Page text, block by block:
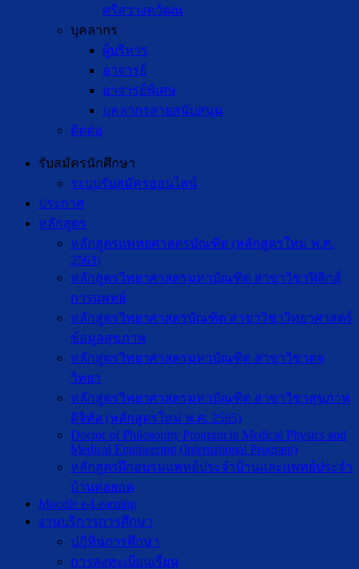
ศรีสวางควัฒน
บุคลากร
ผู้บริหาร
อาจารย์
อาจารย์พิเศษ
บุคลากรสายสนับสนุน
ติดต่อ
รับสมัครนักศึกษา
ระบบรับสมัครออนไลน์
ประกาศ
หลักสูตร
หลักสูตรแพทยศาสตรบัณฑิต (หลักสูตรใหม่ พ.ศ.
2563)
หลักสูตรวิทยาศาสตรมหาบัณฑิต สาขาวิชาฟิสิกส์
การแพทย์
หลักสูตรวิทยาศาสตรบัณฑิต สาขาวิชาวิทยาศาสตร์
ข้อมูลสุขภาพ
หลักสูตรวิทยาศาสตรมหาบัณฑิต สาขาวิชาตจ
วิทยา
หลักสูตรวิทยาศาสตรมหาบัณฑิต สาขาวิชาสุขภาพ
ดิจิทัล (หลักสูตรใหม่ พ.ศ. 2565)
Doctor of Philosophy Program in Medical Physics and
Medical Engineering (International Program)
หลักสูตรฝึกอบรมแพทย์ประจำบ้านและแพทย์ประจำ
บ้านต่อยอด
Moodle e-Learning
งานบริการการศึกษา
ปฎิทินการศึกษา
การลงทะเบียนเรียน